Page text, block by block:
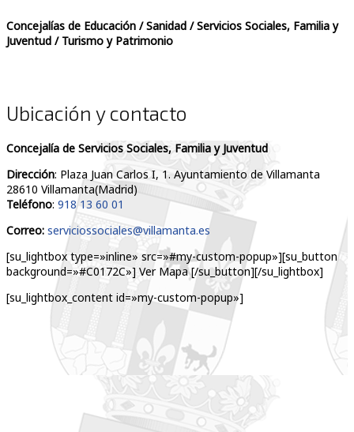
Concejalías de Educación / Sanidad / Servicios Sociales, Familia y
Juventud / Turismo y Patrimonio
Ubicación y contacto
Concejalía de Servicios Sociales, Familia y Juventud
Dirección: Plaza Juan Carlos I, 1. Ayuntamiento de Villamanta
28610 Villamanta(Madrid)
Teléfono: 918 13 60 01
Correo: serviciossociales@villamanta.es
[su_lightbox type=»inline» src=»#my-custom-popup»][su_button
background=»#C0172C»] Ver Mapa [/su_button][/su_lightbox]
[su_lightbox_content id=»my-custom-popup»]